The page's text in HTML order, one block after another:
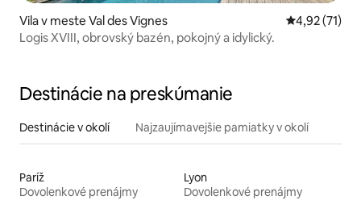
Vila v meste Val des Vignes Priemerné
4,92 (71)
Logis XVIII, obrovský bazén, pokojný a idylický.
Destinácie na preskúmanie
Destinácie v okolí Najzaujímavejšie pamiatky v okolí
Paríž
Dovolenkové prenájmy
Lyon
Dovolenkové prenájmy